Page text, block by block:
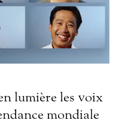
lumière les voix
mondiale